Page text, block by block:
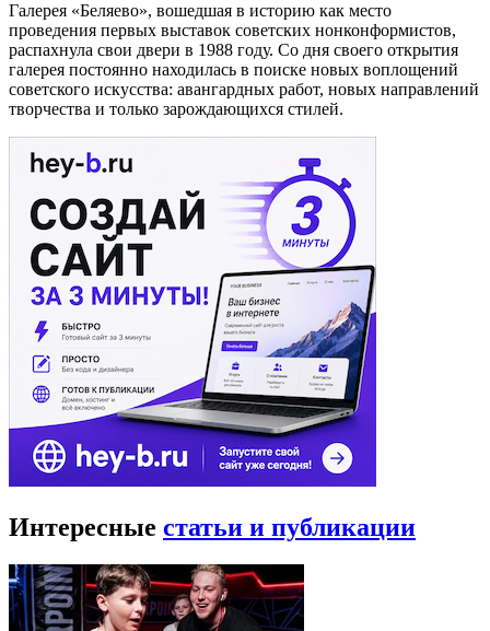
Галерея «Беляево», вошедшая в историю как место
проведения первых выставок советских нонконформистов,
распахнула свои двери в 1988 году. Со дня своего открытия
галерея постоянно находилась в поиске новых воплощений
советского искусства: авангардных работ, новых направлений
творчества и только зарождающихся стилей.
Интересные статьи и публикации